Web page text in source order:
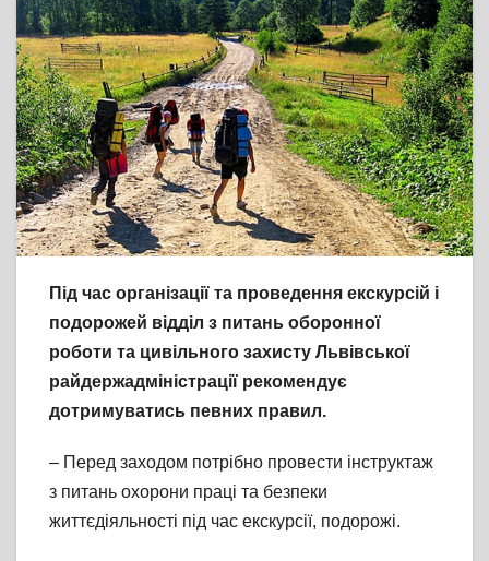
Під час організації та проведення екскурсій і
подорожей відділ з питань оборонної
роботи та цивільного захисту Львівської
райдержадміністрації рекомендує
дотримуватись певних правил.
– Перед заходом потрібно провести інструктаж
з питань охорони праці та безпеки
життєдіяльності під час екскурсії, подорожі.